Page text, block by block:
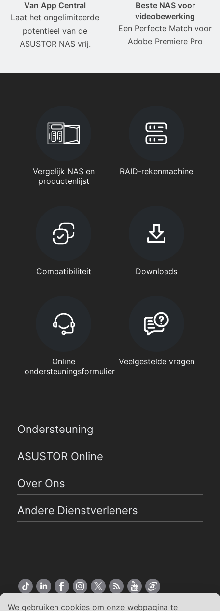
We gebruiken cookies om onze webpagina te
Van App Central
Laat het ongelimiteerde
potentieel van de
ASUSTOR NAS vrij.
Beste NAS voor
videobewerking
Een Perfecte Match voor
Adobe Premiere Pro
Vergelijk NAS en
productenlijst
RAID-rekenmachine
Compatibiliteit Downloads
Online
ondersteuningsformulier
Veelgestelde vragen
Ondersteuning
ASUSTOR Online
Over Ons
Andere Dienstverleners